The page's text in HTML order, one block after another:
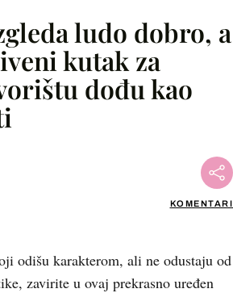
ludo dobro, a
kutak za
dođu kao
KOMENTARI
odišu karakterom, ali ne odustaju od
zavirite u ovaj prekrasno uređen